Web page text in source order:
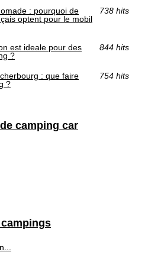
: pourquoi de
optent pour le mobil
738 hits
est ideale pour des
?
844 hits
: que faire
?
754 hits
camping car